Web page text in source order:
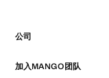
公司
加入MANGO团队